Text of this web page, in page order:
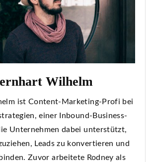
Wilhelm
ist Content-Marketing-Profi bei
einer Inbound-Business-
Unternehmen dabei unterstützt,
Leads zu konvertieren und
Zuvor arbeitete Rodney als